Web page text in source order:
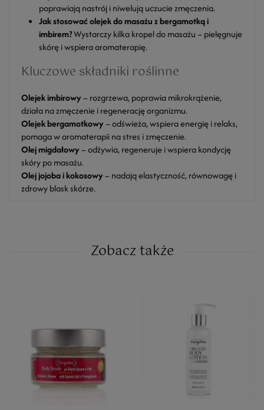
poprawiają nastrój i niwelują uczucie zmęczenia.
Jak stosować olejek do masażu z bergamotką i
imbirem?Wystarczy kilka kropel do masażu – pielęgnuje
skórę i wspiera aromaterapię.
Kluczowe składniki roślinne
Olejek imbirowy– rozgrzewa, poprawia mikrokrążenie,
działa na zmęczenie i regenerację organizmu.
Olejek bergamotkowy– odświeża, wspiera energię i relaks,
pomaga w aromaterapii na stres i zmęczenie.
Olej migdałowy– odżywia, regeneruje i wspiera kondycję
skóry po masażu.
Olej jojoba i kokosowy– nadają elastyczność, równowagę i
zdrowy blask skórze.
Zobacz także